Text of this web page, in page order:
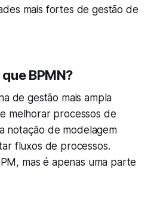
mais fortes de gestão de
BPMN?
de gestão mais ampla
melhorar processos de
notação de modelagem
fluxos de processos.
mas é apenas uma parte